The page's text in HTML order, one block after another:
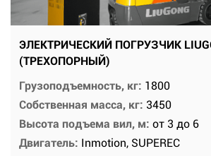
ЭЛЕКТРИЧЕСКИЙ ПОГРУЗЧИК
(ТРЕХОПОРНЫЙ)
Грузоподъемность, кг: 1800
Собственная масса, кг: 3450
Высота подъема вил, м: от 3 до 6
Двигатель: Inmotion, SUPEREC